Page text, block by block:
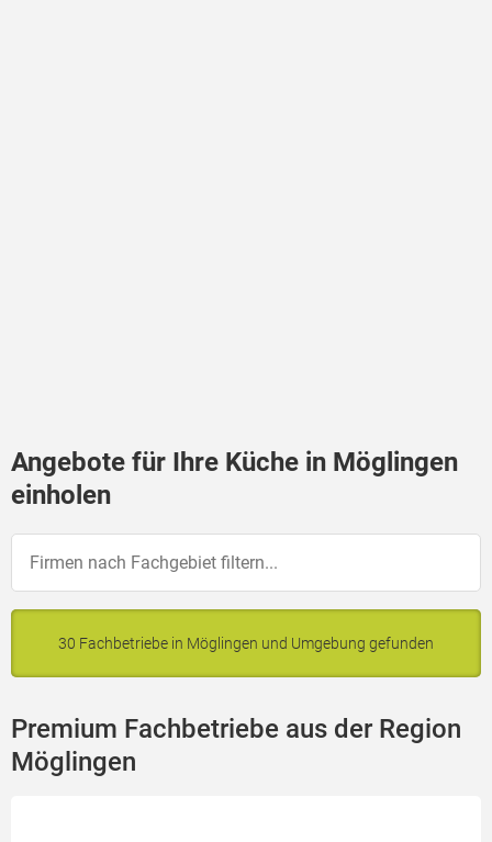
Angebote für Ihre Küche in Möglingen
einholen
30 Fachbetriebe in Möglingen und Umgebung gefunden
Premium Fachbetriebe aus der Region
Möglingen